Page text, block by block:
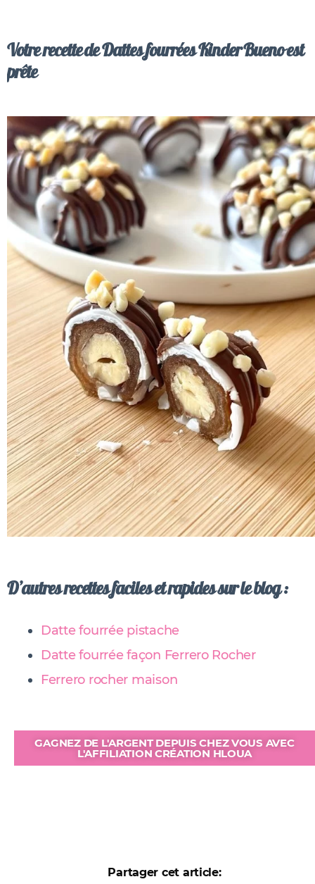
Votre recette de Dattes fourrées Kinder Bueno est
prête
D’autres recettes faciles et rapides sur le blog :
Datte fourrée pistache
Datte fourrée façon Ferrero Rocher
Ferrero rocher maison
GAGNEZ DE L'ARGENT DEPUIS CHEZ VOUS AVEC
L'AFFILIATION CRÉATION HLOUA
Partager cet article: